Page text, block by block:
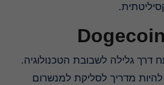
דרך גלילה לשבובת הטכנולוגיה.
מדריך לסליקת למנשרום